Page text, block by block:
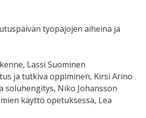
työpajojen aiheina ja
Lassi Suominen
ja tutkiva oppiminen, Kirsi Arino
soluhengitys, Niko Johansson
käyttö opetuksessa, Lea